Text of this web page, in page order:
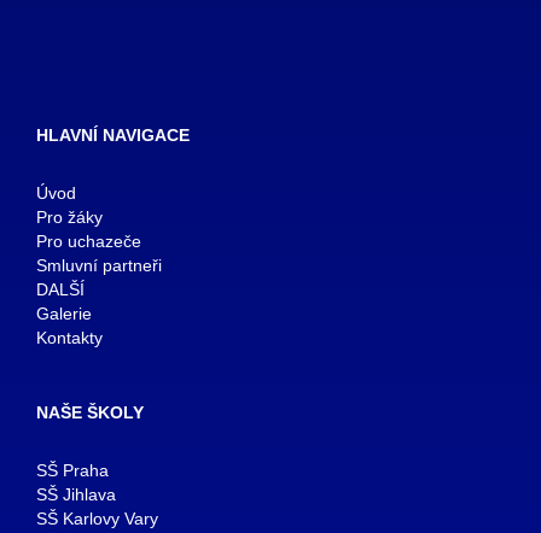
HLAVNÍ NAVIGACE
Úvod
Pro žáky
Pro uchazeče
Smluvní partneři
DALŠÍ
Galerie
Kontakty
NAŠE ŠKOLY
SŠ Praha
SŠ Jihlava
SŠ Karlovy Vary